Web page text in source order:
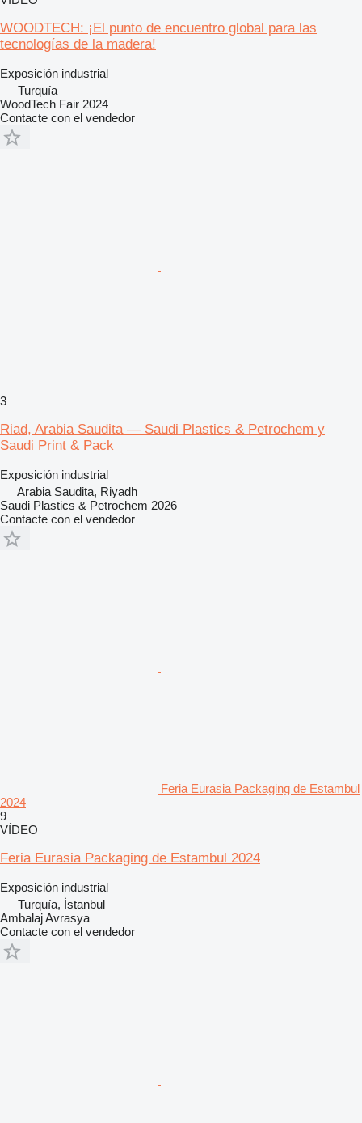
WOODTECH: ¡El punto de encuentro global para las
tecnologías de la madera!
Exposición industrial
Turquía
WoodTech Fair 2024
Contacte con el vendedor
3
Riad, Arabia Saudita — Saudi Plastics & Petrochem y
Saudi Print & Pack
Exposición industrial
Arabia Saudita, Riyadh
Saudi Plastics & Petrochem 2026
Contacte con el vendedor
Feria Eurasia Packaging de Estambul
2024
9
VÍDEO
Feria Eurasia Packaging de Estambul 2024
Exposición industrial
Turquía, İstanbul
Ambalaj Avrasya
Contacte con el vendedor